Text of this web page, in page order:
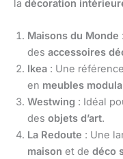
la décoration
Maisons du Monde
des accessoires
Ikea : Une
en meubles
Westwing : Idéal
des objets d’art.
La Redoute : Une
maison et de déco